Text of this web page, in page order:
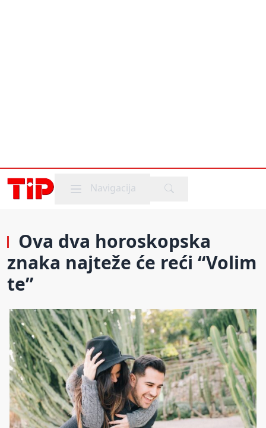
Mobile menu
Navigacija
Ova dva horoskopska
znaka najteže će reći “Volim
te”